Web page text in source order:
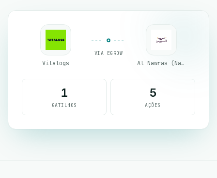
Vitalogs
VIA EGROW
Al-Nawras (Nawris)
1
GATILHOS
5
AÇÕES